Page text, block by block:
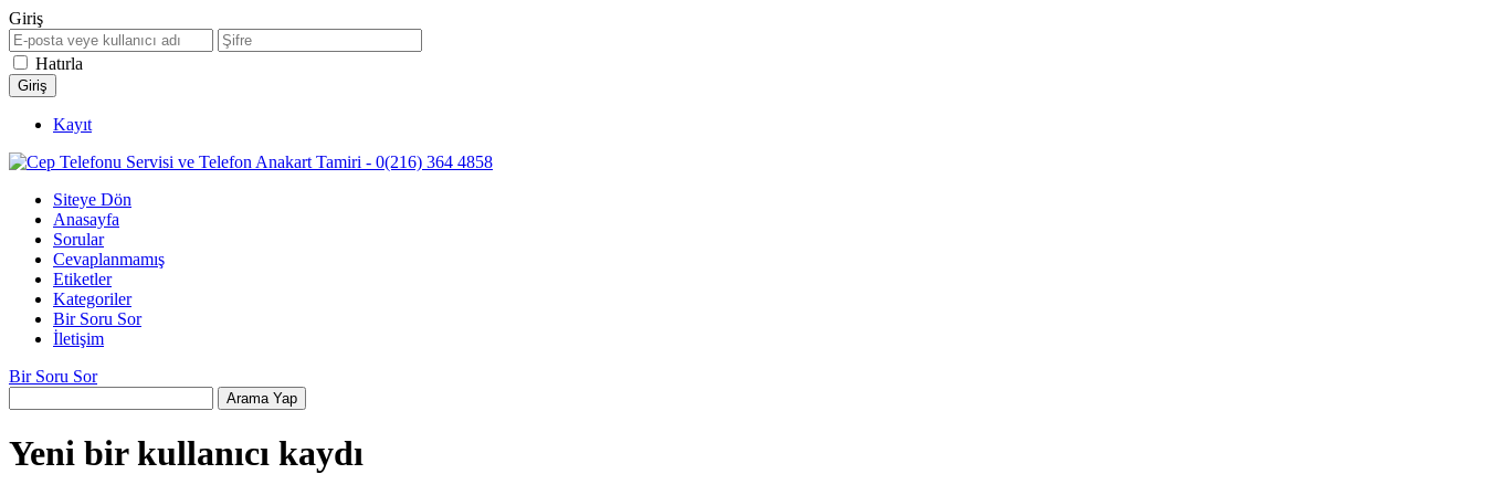
Giriş
Hatırla
Kayıt
Siteye Dön
Anasayfa
Sorular
Cevaplanmamış
Etiketler
Kategoriler
Bir Soru Sor
İletişim
Bir Soru Sor
Yeni bir kullanıcı kaydı